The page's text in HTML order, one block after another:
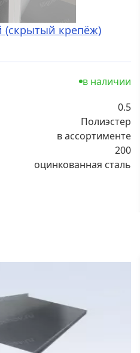
крепёж)
в наличии
0.5
Полиэстер
в ассортименте
200
оцинкованная сталь